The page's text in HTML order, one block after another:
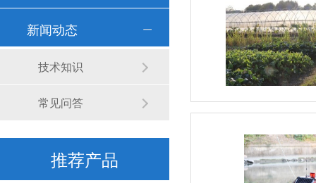
新闻动态
技术知识
常见问答
推荐产品
卧式计量泵(1)